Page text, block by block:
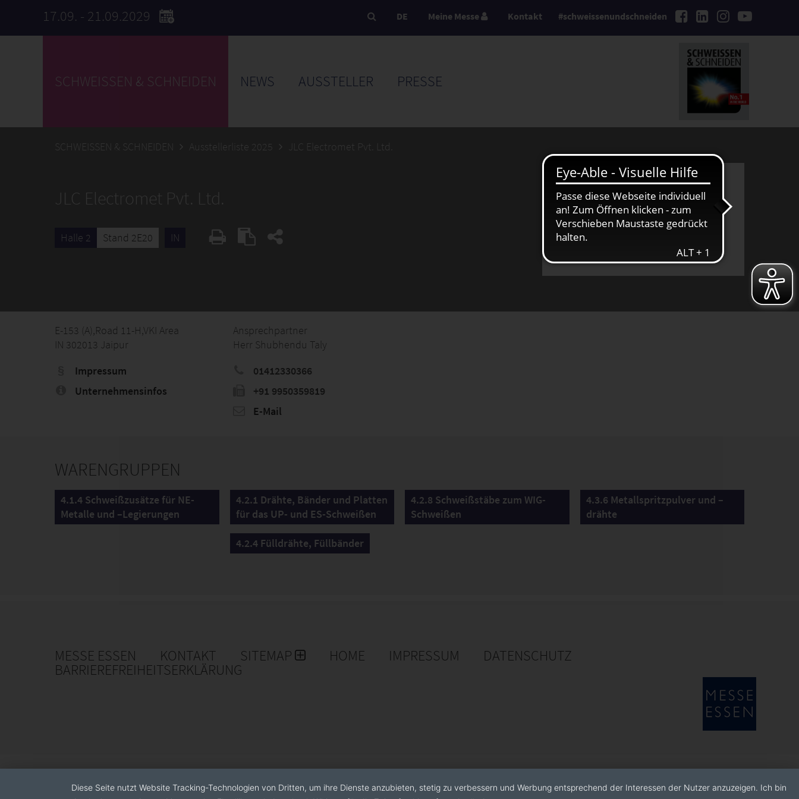
17.09. - 21.09.2029 #schweissenundschneiden
DE Meine Messe Kontakt
SCHWEISSEN & SCHNEIDEN NEWS AUSSTELLER PRESSE
SCHWEISSEN & SCHNEIDEN Ausstellerliste 2025 JLC Electromet Pvt. Ltd.
JLC Electromet Pvt. Ltd.
Halle 2 Stand 2E20 IN
E-153 (A),Road 11-H,VKI Area
IN 302013 Jaipur
Impressum
Unternehmensinfos
Ansprechpartner
Herr Shubhendu Taly
01412330366
+91 9950359819
E-Mail
WARENGRUPPEN
4.1.4 Schweißzusätze für NE-
Metalle und –Legierungen
4.2.1 Drähte, Bänder und Platten
für das UP- und ES-Schweißen
4.2.4 Fülldrähte, Füllbänder
4.2.8 Schweißstäbe zum WIG-
Schweißen
4.3.6 Metallspritzpulver und –
drähte
MESSE ESSEN KONTAKT SITEMAP HOME IMPRESSUM DATENSCHUTZ
BARRIEREFREIHEITSERKLÄRUNG
Diese Seite nutzt Website Tracking-Technologien von Dritten, um ihre Dienste anzubieten, stetig zu verbessern und Werbung entsprechend der Interessen der Nutzer anzuzeigen. Ich bin